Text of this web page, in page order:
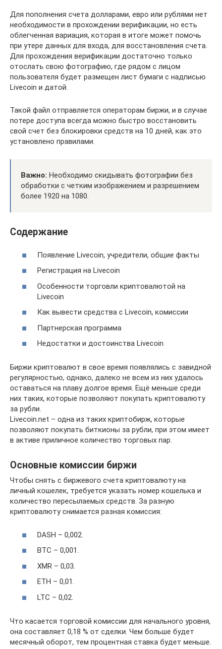
Для пополнения счета долларами, евро или рублями нет
необходимости в прохождении верификации, но есть
облегченная вариация, которая в итоге может помочь
при утере данных для входа, для восстановления счета.
Для прохождения верификации достаточно только
отослать свою фотографию, где рядом с лицом
пользователя будет размещен лист бумаги с надписью
Livecoin и датой.
Такой файл отправляется операторам биржи, и в случае
потере доступа всегда можно быстро восстановить
свой счет без блокировки средств на 10 дней, как это
установлено правилами.
Важно: Необходимо скидывать фотографии без
обработки с четким изображением и разрешением
более 1920 на 1080.
Содержание
Появление Livecoin, учредители, общие факты
Регистрация на Livecoin
Особенности торговли криптовалютой на
Livecoin
Как вывести средства с Livecoin, комиссии
Партнерская программа
Недостатки и достоинства Livecoin
Биржи криптовалют в свое время появлялись с завидной
регулярностью, однако, далеко не всем из них удалось
оставаться на плаву долгое время. Ещё меньше среди
них таких, которые позволяют покупать криптовалюту
за рубли.
Livecoin.net – одна из таких криптобирж, которые
позволяют покупать биткионы за рубли, при этом имеет
в активе приличное количество торговых пар.
Основные комиссии биржи
Чтобы снять с биржевого счета криптовалюту на
личный кошелек, требуется указать номер кошелька и
количество пересылаемых средств. За разную
криптовалюту снимается разная комиссия:
DASH – 0,002.
BTC – 0,001.
XMR – 0,03.
ETH – 0,01.
LTC – 0,02.
Что касается торговой комиссии для начального уровня,
она составляет 0,18 % от сделки. Чем больше будет
месячный оборот, тем процентная ставка будет меньше.